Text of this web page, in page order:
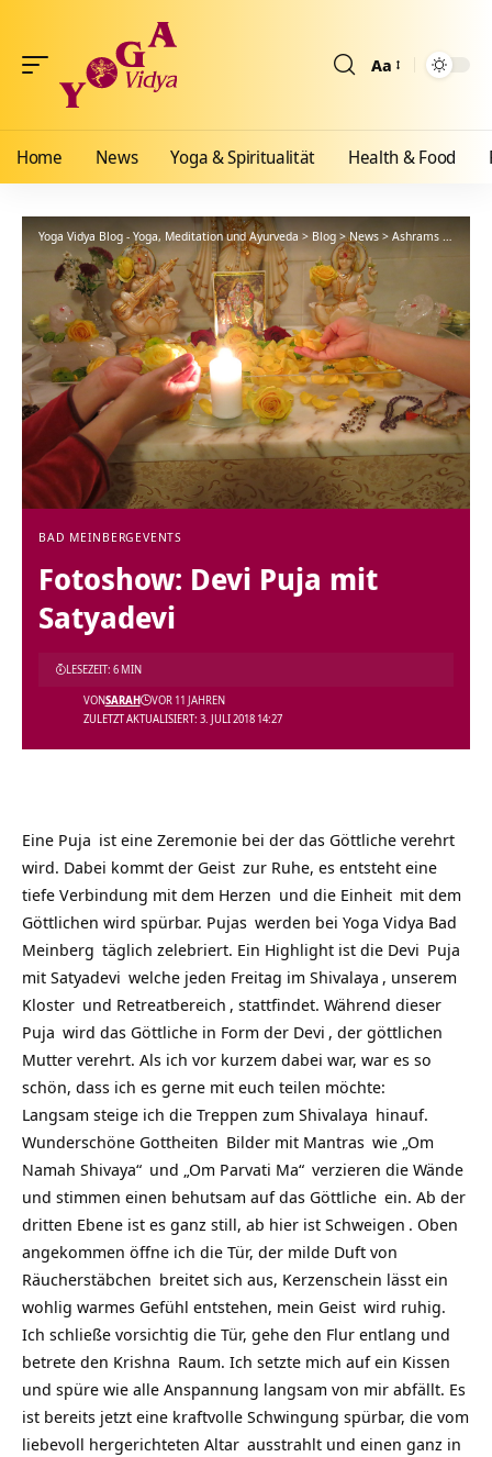
Aa
Home News Yoga & Spiritualität Health & Food
Yoga Vidya Blog - Yoga, Meditation und Ayurveda> Blog >News > Ashrams
BAD MEINBERG EVENTS
Fotoshow: Devi Puja mit
Satyadevi
ZULETZT AKTUALISIERT: 3. JULI 2018 14:27
VONSARAH VOR 11 JAHREN
LESEZEIT: 6 MIN
Eine Puja ist eine Zeremonie bei der das Göttliche verehrt
wird. Dabei kommt der Geist zur Ruhe, es entsteht eine
tiefe Verbindung mit dem Herzen und die Einheit mit dem
Göttlichen wird spürbar. Pujas werden bei Yoga Vidya Bad
Meinberg täglich zelebriert. Ein Highlight ist die Devi Puja
mit Satyadevi welche jeden Freitag im Shivalaya , unserem
Kloster und Retreatbereich , stattfindet. Während dieser
Puja wird das Göttliche in Form der Devi , der göttlichen
Mutter verehrt. Als ich vor kurzem dabei war, war es so
schön, dass ich es gerne mit euch teilen möchte:
Langsam steige ich die Treppen zum Shivalaya hinauf.
Wunderschöne Gottheiten Bilder mit Mantras wie „Om
Namah Shivaya“ und „Om Parvati Ma“ verzieren die Wände
und stimmen einen behutsam auf das Göttliche ein. Ab der
dritten Ebene ist es ganz still, ab hier ist Schweigen . Oben
angekommen öffne ich die Tür, der milde Duft von
Räucherstäbchen breitet sich aus, Kerzenschein lässt ein
wohlig warmes Gefühl entstehen, mein Geist wird ruhig.
Ich schließe vorsichtig die Tür, gehe den Flur entlang und
betrete den Krishna Raum. Ich setzte mich auf ein Kissen
und spüre wie alle Anspannung langsam von mir abfällt. Es
ist bereits jetzt eine kraftvolle Schwingung spürbar, die vom
liebevoll hergerichteten Altar ausstrahlt und einen ganz in